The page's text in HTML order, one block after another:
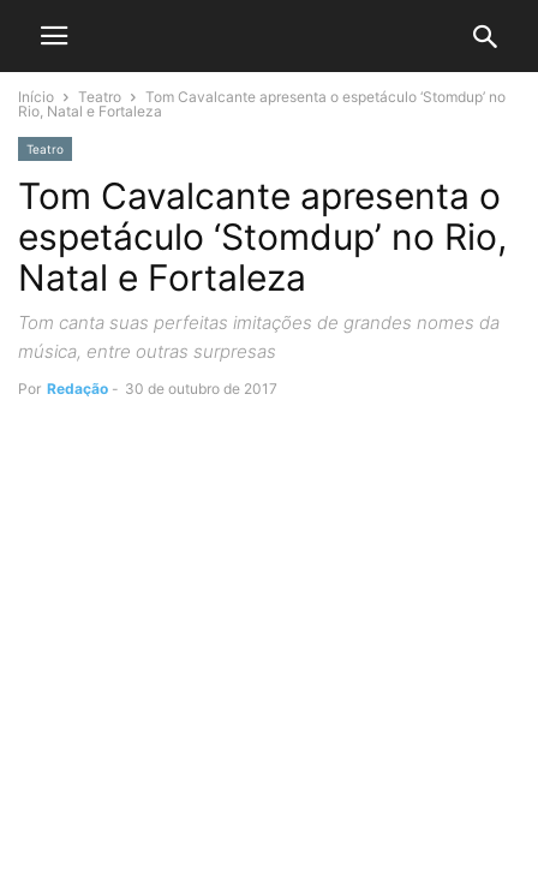
Início Teatro
Tom Cavalcante apresenta o espetáculo ‘Stomdup’ no
Rio, Natal e Fortaleza
Teatro
Tom Cavalcante apresenta o
espetáculo ‘Stomdup’ no Rio,
Natal e Fortaleza
Tom canta suas perfeitas imitações de grandes nomes da
música, entre outras surpresas
Por Redação - 30 de outubro de 2017